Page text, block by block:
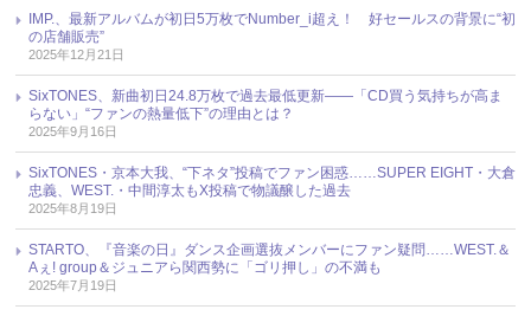
IMP.、最新アルバムが初日5万枚でNumber_i超え！ 好セールスの背景に“初
の店舗販売”
2025年12月21日
SixTONES、新曲初日24.8万枚で過去最低更新――「CD買う気持ちが高ま
らない」“ファンの熱量低下”の理由とは？
2025年9月16日
SixTONES・京本大我、“下ネタ”投稿でファン困惑……SUPER EIGHT・大倉
忠義、WEST.・中間淳太もX投稿で物議醸した過去
2025年8月19日
STARTO、『音楽の日』ダンス企画選抜メンバーにファン疑問……WEST.＆
Aぇ! group＆ジュニアら関西勢に「ゴリ押し」の不満も
2025年7月19日